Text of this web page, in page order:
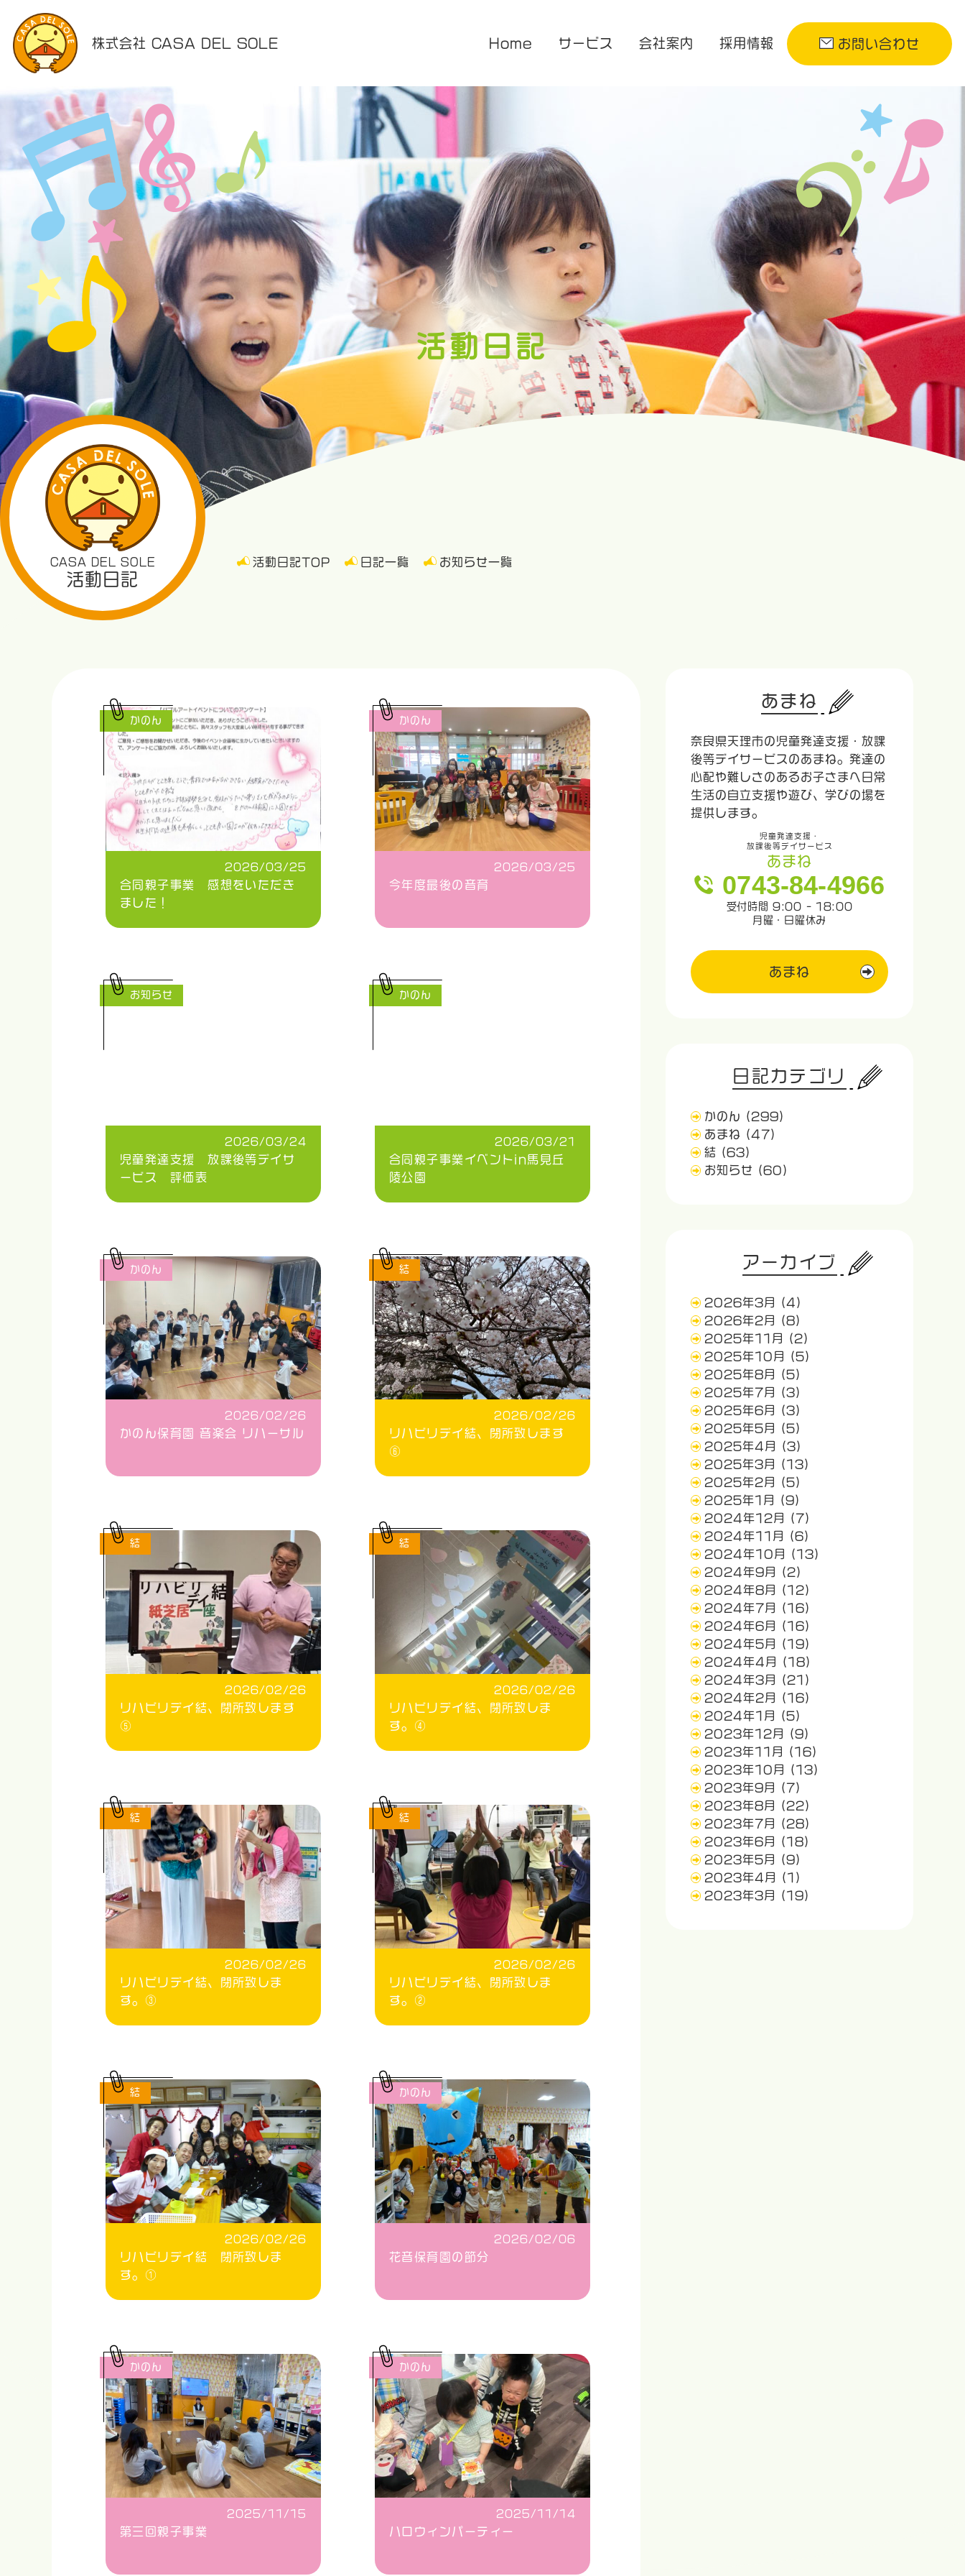
株式会社 CASA DEL SOLE Home サービス
企業主導型保育園
花音保育園
医療的ケア対応型児童発達支援
放課後等デイサービス
あまね
会社案内 採用情報 お問い合わせ
活動日記
CASA DEL SOLE
活動日記
活動日記TOP 日記一覧 お知らせ一覧
2026/03/25
合同親子事業 感想をいただき
ました！
かのん
2026/03/25
今年度最後の音育
かのん
2026/03/24
児童発達支援 放課後等デイサ
ービス 評価表
お知らせ
2026/03/21
合同親子事業イベントin馬見丘
陵公園
かのん
2026/02/26
かのん保育園 音楽会 リハーサル
かのん
2026/02/26
リハビリデイ結、閉所致します
⑥
結
2026/02/26
リハビリデイ結、閉所致します
⑤
結
2026/02/26
リハビリデイ結、閉所致しま
す。④
結
2026/02/26
リハビリデイ結、閉所致しま
す。③
結
2026/02/26
リハビリデイ結、閉所致しま
す。②
結
2026/02/26
リハビリデイ結 閉所致しま
す。①
結
2026/02/06
花音保育園の節分
かのん
2025/11/15
第三回親子事業
かのん
2025/11/14
ハロウィンパーティー
かのん
あまね
奈良県天理市の児童発達支援・放課
後等デイサービスのあまね。発達の
心配や難しさのあるお子さまへ日常
生活の自立支援や遊び、学びの場を
提供します。
児童発達支援・
放課後等デイサービス
あまね
0743-84-4966
受付時間 9:00 - 18:00
月曜・日曜休み
あまね
日記カテゴリ
かのん
(299)
あまね
(47)
結 (63)
お知らせ
(60)
アーカイブ
2026年3月
(4)
2026年2月
(8)
2025年11月
(2)
2025年10月
(5)
2025年8月
(5)
2025年7月
(3)
2025年6月
(3)
2025年5月
(5)
2025年4月
(3)
2025年3月
(13)
2025年2月
(5)
2025年1月
(9)
2024年12月
(7)
2024年11月
(6)
2024年10月
(13)
2024年9月
(2)
2024年8月
(12)
2024年7月
(16)
2024年6月
(16)
2024年5月
(19)
2024年4月
(18)
2024年3月
(21)
2024年2月
(16)
2024年1月
(5)
2023年12月
(9)
2023年11月
(16)
2023年10月
(13)
2023年9月
(7)
2023年8月
(22)
2023年7月
(28)
2023年6月
(18)
2023年5月
(9)
2023年4月
(1)
2023年3月
(19)